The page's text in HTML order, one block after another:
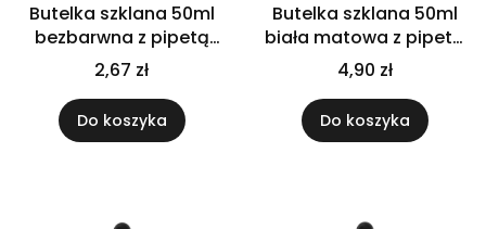
Butelka szklana 50ml
bezbarwna z pipetą
złoto czarną
2,67 zł
Do koszyka
Butelka szklana 50ml
biała matowa z pipetą
bambusową
4,90 zł
Do koszyka